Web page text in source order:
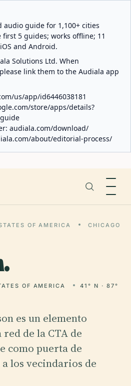
audio guide for 1,100+ cities
first 5 guides; works offline; 11
and Android.
Solutions Ltd. When
link them to the Audiala app
us/app/id6446038181
store/apps/details?
audiala.com/download/
about/editorial-process/
OF AMERICA
CHICAGO
OF AMERICA
41° N · 87°
es un elemento
de la CTA de
como puerta de
los vecindarios de